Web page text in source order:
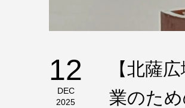
12
DEC
2025
【北薩
業のた